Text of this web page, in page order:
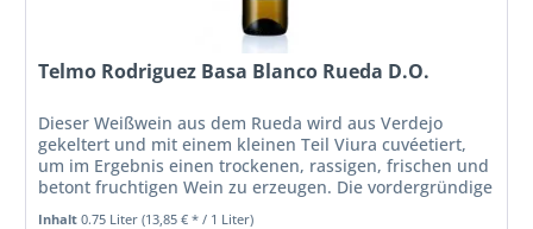
Telmo Rodriguez Basa Blanco Rueda D.O.
Dieser Weißwein aus dem Rueda wird aus Verdejo
gekeltert und mit einem kleinen Teil Viura cuvéetiert,
um im Ergebnis einen trockenen, rassigen, frischen und
betont fruchtigen Wein zu erzeugen. Die vordergründige
Frucht, welche eine...
Inhalt0.75 Liter(13,85 € * / 1 Liter)